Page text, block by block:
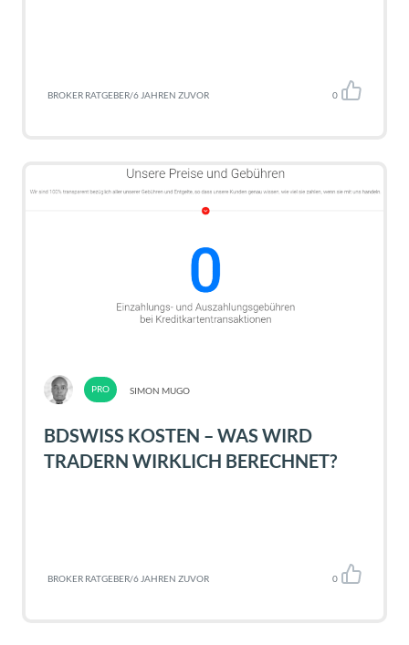
BROKER RATGEBER/6 JAHREN ZUVOR 0
SIMON MUGO
BDSWISS KOSTEN – WAS WIRD
TRADERN WIRKLICH BERECHNET?
BROKER RATGEBER/6 JAHREN ZUVOR 0